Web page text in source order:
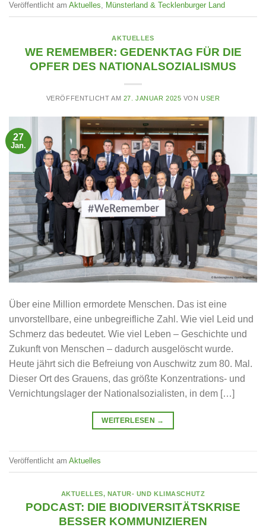
Veröffentlicht am Aktuelles, Münsterland & Tecklenburger Land
AKTUELLES
WE REMEMBER: GEDENKTAG FÜR DIE
OPFER DES NATIONALSOZIALISMUS
VERÖFFENTLICHT AM 27. JANUAR 2025 VONUSER
27
Jan.
Über eine Million ermordete Menschen. Das ist eine
unvorstellbare, eine unbegreifliche Zahl. Wie viel Leid und
Schmerz das bedeutet. Wie viel Leben – Geschichte und
Zukunft von Menschen – dadurch ausgelöscht wurde.
Heute jährt sich die Befreiung von Auschwitz zum 80. Mal.
Dieser Ort des Grauens, das größte Konzentrations- und
Vernichtungslager der Nationalsozialisten, in dem […]
WEITERLESEN →
Veröffentlicht am Aktuelles
AKTUELLES, NATUR- UND KLIMASCHUTZ
PODCAST: DIE BIODIVERSITÄTSKRISE
BESSER KOMMUNIZIEREN